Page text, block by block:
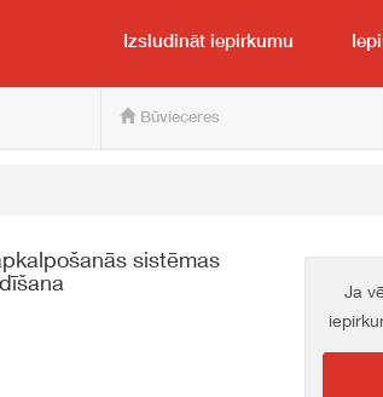
pircējam un pārdevējam
Izsludināt iepirkumu
Būvieceres
sistēmas
Ja